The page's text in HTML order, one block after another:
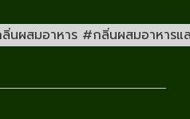
ผสมอาหาร #กลิ่นผสมอาหารแ